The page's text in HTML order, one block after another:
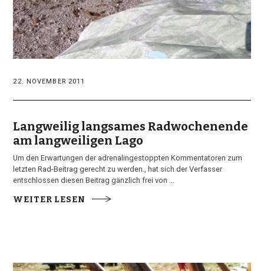
22. NOVEMBER 2011
Langweilig langsames Radwochenende
am langweiligen Lago
Um den Erwartungen der adrenalingestoppten Kommentatoren zum
letzten Rad-Beitrag gerecht zu werden., hat sich der Verfasser
entschlossen diesen Beitrag gänzlich frei von ...
WEITER LESEN